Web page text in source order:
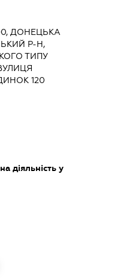
ДОНЕЦЬКА
Р-Н,
ТИПУ
120
діяльність у